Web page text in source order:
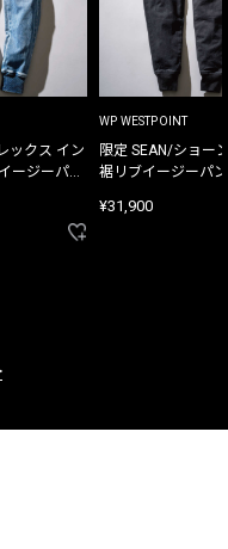
ックス イン
ージーパン
WP WESTPOINT
限定 SEAN/ショー
裾リブイージーパ
¥31,900